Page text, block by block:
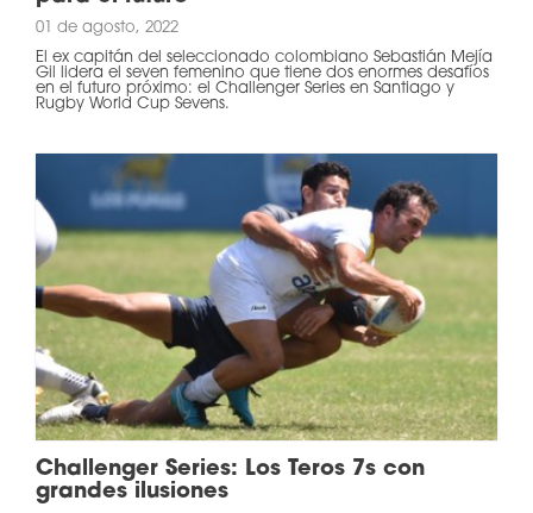
01 de agosto, 2022
El ex capitán del seleccionado colombiano Sebastián Mejía
Gil lidera el seven femenino que tiene dos enormes desafíos
en el futuro próximo: el Challenger Series en Santiago y
Rugby World Cup Sevens.
Challenger Series: Los Teros 7s con
grandes ilusiones